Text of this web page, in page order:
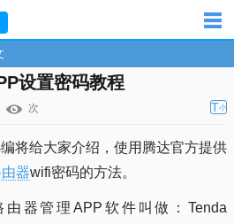
设置密码教程
次 T小
将给大家介绍，使用腾达官方提供
器wifi密码的方法。
器管理APP软件叫做：Tenda